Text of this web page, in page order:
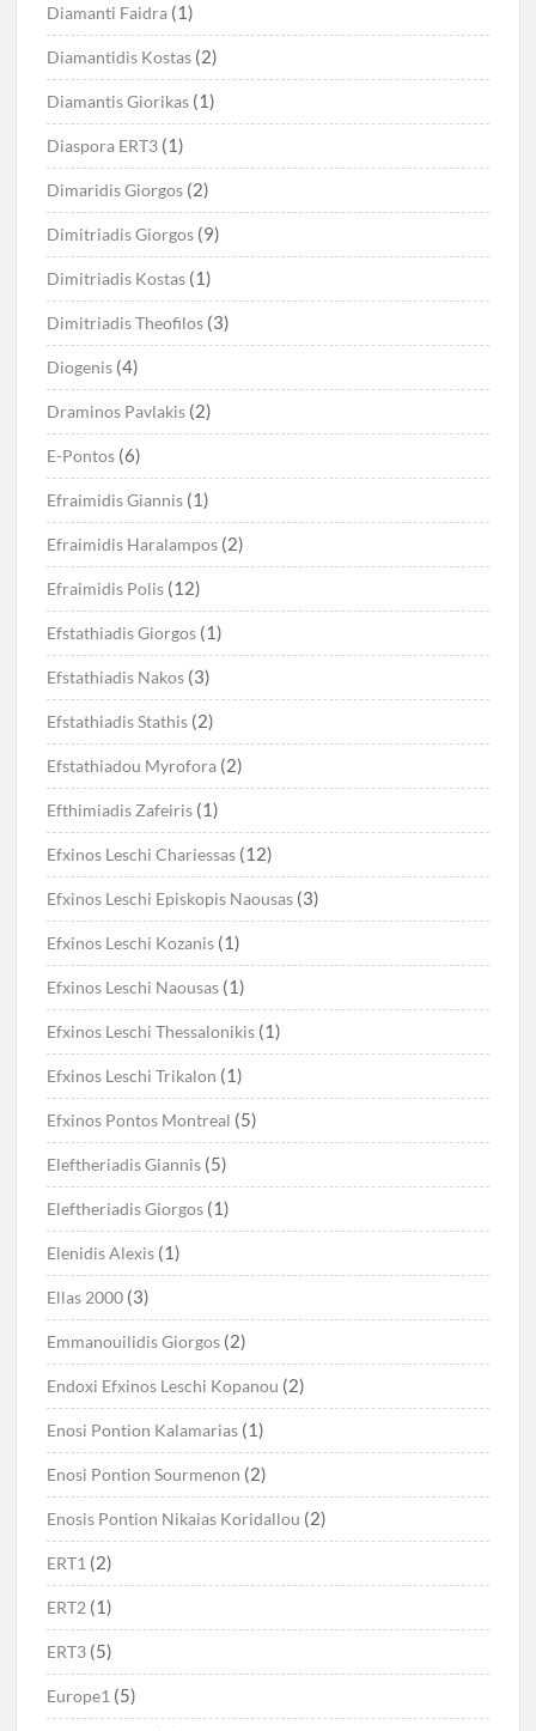
Diamanti Faidra (1)
Diamantidis Kostas (2)
Diamantis Giorikas (1)
Diaspora ERT3 (1)
Dimaridis Giorgos (2)
Dimitriadis Giorgos (9)
Dimitriadis Kostas (1)
Dimitriadis Theofilos (3)
Diogenis (4)
Draminos Pavlakis (2)
E-Pontos (6)
Efraimidis Giannis (1)
Efraimidis Haralampos (2)
Efraimidis Polis (12)
Efstathiadis Giorgos (1)
Efstathiadis Nakos (3)
Efstathiadis Stathis (2)
Efstathiadou Myrofora (2)
Efthimiadis Zafeiris (1)
Efxinos Leschi Chariessas (12)
Efxinos Leschi Episkopis Naousas (3)
Efxinos Leschi Kozanis (1)
Efxinos Leschi Naousas (1)
Efxinos Leschi Thessalonikis (1)
Efxinos Leschi Trikalon (1)
Efxinos Pontos Montreal (5)
Eleftheriadis Giannis (5)
Eleftheriadis Giorgos (1)
Elenidis Alexis (1)
Ellas 2000 (3)
Emmanouilidis Giorgos (2)
Endoxi Efxinos Leschi Kopanou (2)
Enosi Pontion Kalamarias (1)
Enosi Pontion Sourmenon (2)
Enosis Pontion Nikaias Koridallou (2)
ERT1 (2)
ERT2 (1)
ERT3 (5)
Europe1 (5)